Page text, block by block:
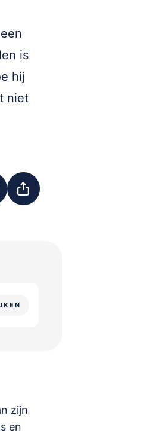
is
hij
niet
zijn
en